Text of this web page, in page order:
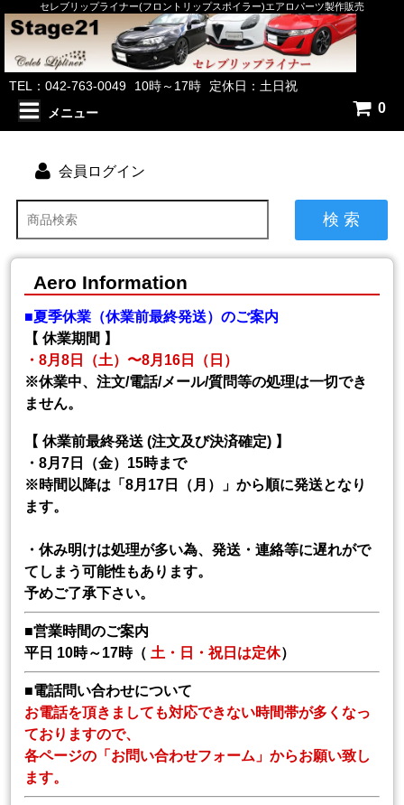
セレブリップライナー(フロントリップスポイラー)エアロパーツ製作販売
TEL：042-763-0049 10時～17時 定休日：土日祝
メニュー 0
会員ログイン
検 索
Aero Information
■夏季休業（休業前最終発送）のご案内
【 休業期間 】
・8月8日（土）〜8月16日（日）
※休業中、注文/電話/メール/質問等の処理は一切でき
ません。
【 休業前最終発送 (注文及び決済確定) 】
・8月7日（金）15時まで
※時間以降は「8月17日（月）」から順に発送となり
ます。
・休み明けは処理が多い為、発送・連絡等に遅れがで
てしまう可能性もあります。
予めご了承下さい。
■営業時間のご案内
平日 10時～17時（ 土・日・祝日は定休）
■電話問い合わせについて
お電話を頂きましても対応できない時間帯が多くなっ
ておりますので、
各ページの「お問い合わせフォーム」からお願い致し
ます。